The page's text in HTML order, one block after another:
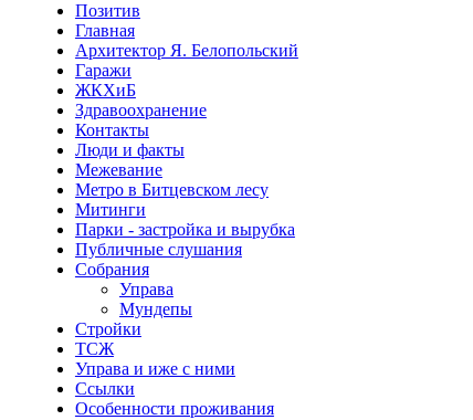
Позитив
Главная
Архитектор Я. Белопольский
Гаражи
ЖКХиБ
Здравоохранение
Контакты
Люди и факты
Межевание
Метро в Битцевском лесу
Митинги
Парки - застройка и вырубка
Публичные слушания
Собрания
Управа
Мундепы
Стройки
ТСЖ
Управа и иже с ними
Ссылки
Особенности проживания